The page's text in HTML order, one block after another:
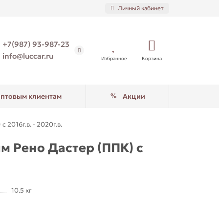
Личный кабинет
+7(987) 93-987-23
info@luccar.ru
Избранное Корзина
клиентам Акции
- 2020г.в.
Рено Дастер (ППК) с
10.5 кг